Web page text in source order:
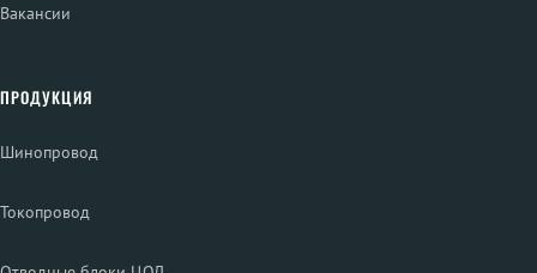
Вакансии
ПРОДУКЦИЯ
Шинопровод
Токопровод